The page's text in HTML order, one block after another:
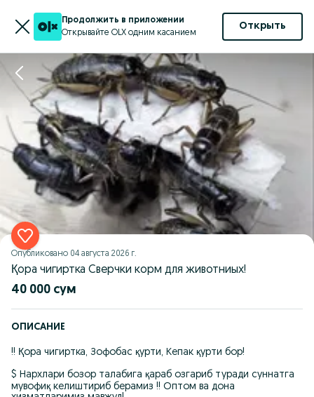
Продолжить в приложении
Открывайте OLX одним касанием
Открыть
Опубликовано 04 августа 2026 г.
Қора чигиртка Сверчки корм для животниых!
40 000 сум
ОПИСАНИЕ
!! Қора чигиртка, Зофобас қурти, Кепак қурти бор!
$ Нархлари бозор талабига қараб озгариб туради суннатга
мувофиқ келиштириб берамиз !! Оптом ва дона